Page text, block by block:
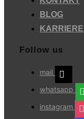
BLOG
KARRIERE
Follow us
mail
whatsapp
instagram